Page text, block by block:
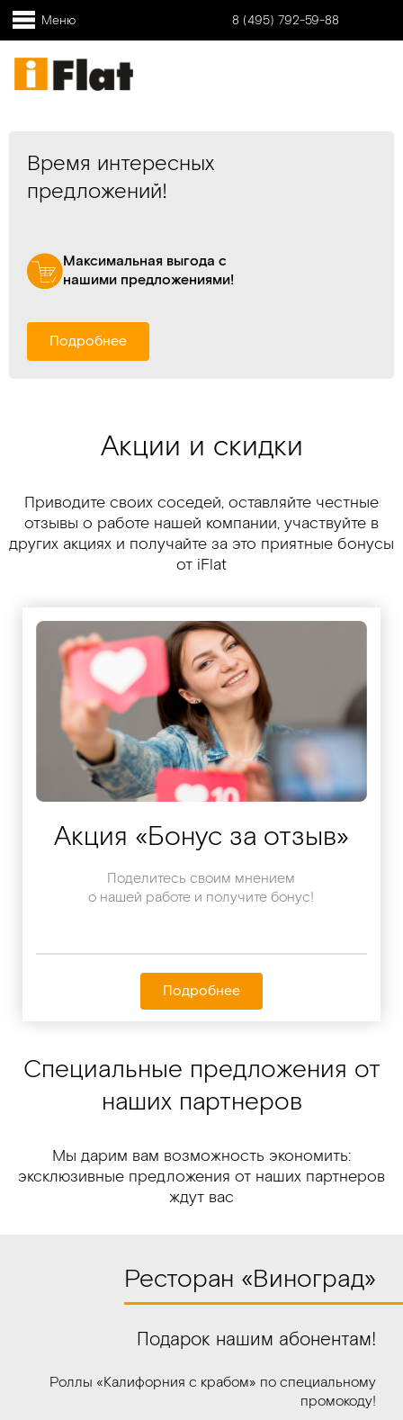
Меню 8 (495) 792-59-88
Время интересных
предложений!
Максимальная выгода с
нашими предложениями!
Подробнее
Акции и скидки
Приводите своих соседей, оставляйте честные
отзывы о работе нашей компании, участвуйте в
других акциях и получайте за это приятные бонусы
от iFlat
Акция «Бонус за отзыв»
Поделитесь своим мнением
о нашей работе и получите бонус!
Подробнее
Специальные предложения от
наших партнеров
Мы дарим вам возможность экономить:
эксклюзивные предложения от наших партнеров
ждут вас
Ресторан «Виноград»
Подарок нашим абонентам!
Роллы «Калифорния с крабом» по специальному
промокоду!